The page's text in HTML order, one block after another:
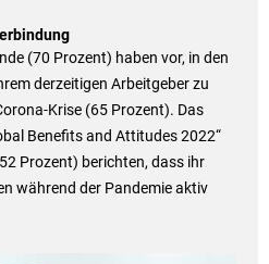
(70 Prozent) haben vor, in den
derzeitigen Arbeitgeber zu
Krise (65 Prozent). Das
Benefits and Attitudes 2022“
Prozent) berichten, dass ihr
während der Pandemie aktiv